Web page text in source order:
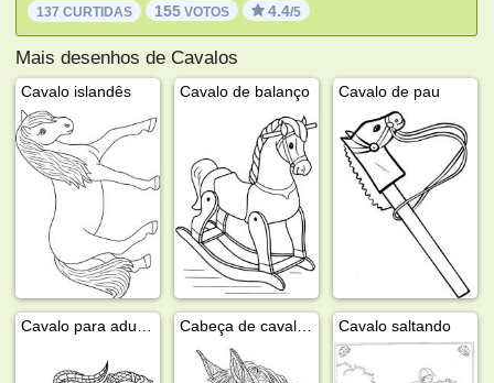
137 CURTIDAS 155 VOTOS 4.4/5
Mais desenhos de Cavalos
Cavalo islandês Cavalo de balanço Cavalo de pau
Cavalo saltando